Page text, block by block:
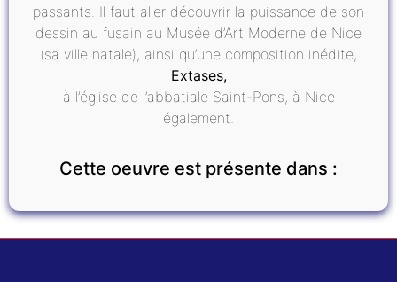
passants. Il faut aller découvrir la puissance de son
dessin au fusain au Musée d’Art Moderne de Nice
(sa ville natale), ainsi qu’une composition inédite,
Extases,
à l’église de l’abbatiale Saint-Pons, à Nice
également.
Cette oeuvre est présente dans :